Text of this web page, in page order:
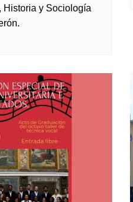
Historia y Sociología